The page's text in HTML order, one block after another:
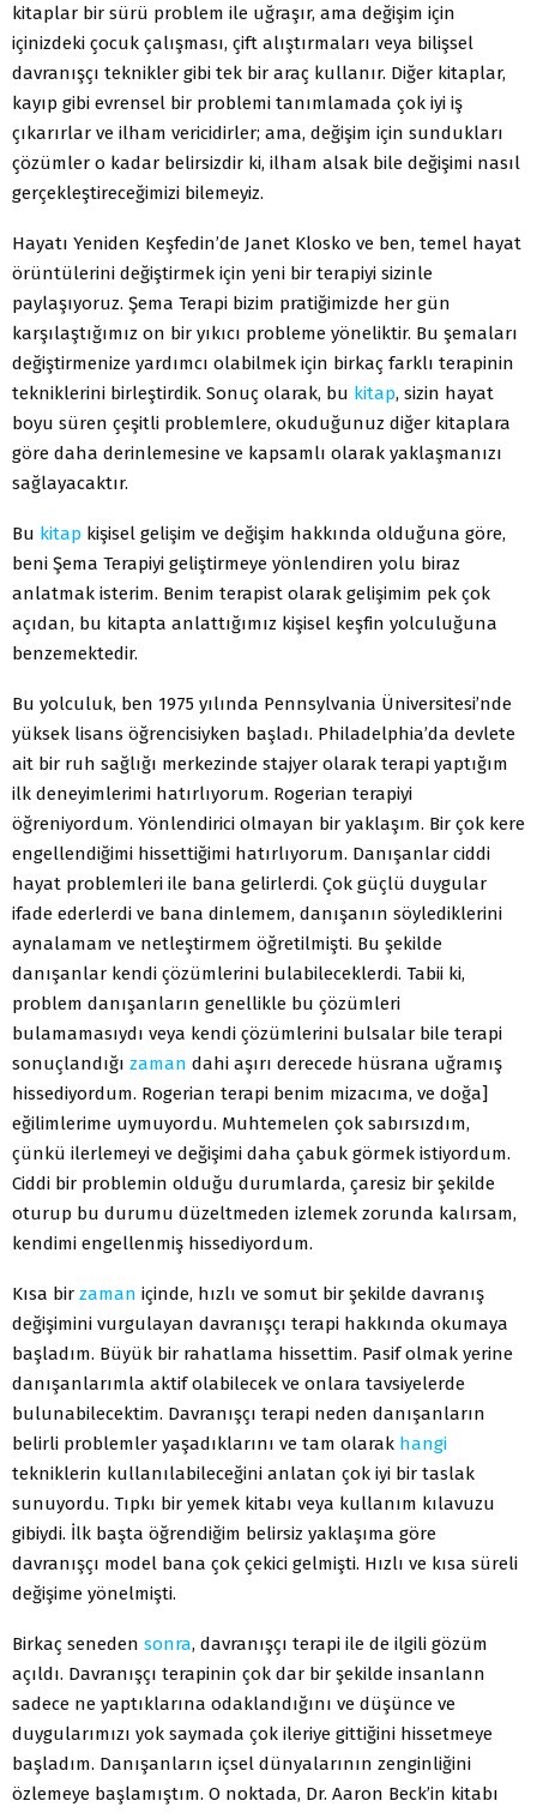
kitaplar bir sürü problem ile uğraşır, ama değişim için
içinizdeki çocuk çalışması, çift alıştırmaları veya bilişsel
davranışçı teknikler gibi tek bir araç kullanır. Diğer kitaplar,
kayıp gibi evrensel bir problemi tanımlamada çok iyi iş
çıkarırlar ve ilham vericidirler; ama, değişim için sundukları
çözümler o kadar belirsizdir ki, ilham alsak bile değişimi nasıl
gerçekleştireceğimizi bilemeyiz.
Hayatı Yeniden Keşfedin’de Janet Klosko ve ben, temel hayat
örüntülerini değiştirmek için yeni bir terapiyi sizinle
paylaşıyoruz. Şema Terapi bizim pratiğimizde her gün
karşılaştığımız on bir yıkıcı probleme yöneliktir. Bu şemaları
değiştirmenize yardımcı olabilmek için birkaç farklı terapinin
tekniklerini birleştirdik. Sonuç olarak, bu kitap, sizin hayat
boyu süren çeşitli problemlere, okuduğunuz diğer kitaplara
göre daha derinlemesine ve kapsamlı olarak yaklaşmanızı
sağlayacaktır.
Bu kitap kişisel gelişim ve değişim hakkında olduğuna göre,
beni Şema Terapiyi geliştirmeye yönlendiren yolu biraz
anlatmak isterim. Benim terapist olarak gelişimim pek çok
açıdan, bu kitapta anlattığımız kişisel keşfin yolculuğuna
benzemektedir.
Bu yolculuk, ben 1975 yılında Pennsylvania Üniversitesi’nde
yüksek lisans öğrencisiyken başladı. Philadelphia’da devlete
ait bir ruh sağlığı merkezinde stajyer olarak terapi yaptığım
ilk deneyimlerimi hatırlıyorum. Rogerian terapiyi
öğreniyordum. Yönlendirici olmayan bir yaklaşım. Bir çok kere
engellendiğimi hissettiğimi hatırlıyorum. Danışanlar ciddi
hayat problemleri ile bana gelirlerdi. Çok güçlü duygular
ifade ederlerdi ve bana dinlemem, danışanın söylediklerini
aynalamam ve netleştirmem öğretilmişti. Bu şekilde
danışanlar kendi çözümlerini bulabileceklerdi. Tabii ki,
problem danışanların genellikle bu çözümleri
bulamamasıydı veya kendi çözümlerini bulsalar bile terapi
sonuçlandığı zaman dahi aşırı derecede hüsrana uğramış
hissediyordum. Rogerian terapi benim mizacıma, ve doğa]
eğilimlerime uymuyordu. Muhtemelen çok sabırsızdım,
çünkü ilerlemeyi ve değişimi daha çabuk görmek istiyordum.
Ciddi bir problemin olduğu durumlarda, çaresiz bir şekilde
oturup bu durumu düzeltmeden izlemek zorunda kalırsam,
kendimi engellenmiş hissediyordum.
Kısa bir zaman içinde, hızlı ve somut bir şekilde davranış
değişimini vurgulayan davranışçı terapi hakkında okumaya
başladım. Büyük bir rahatlama hissettim. Pasif olmak yerine
danışanlarımla aktif olabilecek ve onlara tavsiyelerde
bulunabilecektim. Davranışçı terapi neden danışanların
belirli problemler yaşadıklarını ve tam olarak hangi
tekniklerin kullanılabileceğini anlatan çok iyi bir taslak
sunuyordu. Tıpkı bir yemek kitabı veya kullanım kılavuzu
gibiydi. İlk başta öğrendiğim belirsiz yaklaşıma göre
davranışçı model bana çok çekici gelmişti. Hızlı ve kısa süreli
değişime yönelmişti.
Birkaç seneden sonra, davranışçı terapi ile de ilgili gözüm
açıldı. Davranışçı terapinin çok dar bir şekilde insanlann
sadece ne yaptıklarına odaklandığını ve düşünce ve
duygularımızı yok saymada çok ileriye gittiğini hissetmeye
başladım. Danışanların içsel dünyalarının zenginliğini
özlemeye başlamıştım. O noktada, Dr. Aaron Beck’in kitabı